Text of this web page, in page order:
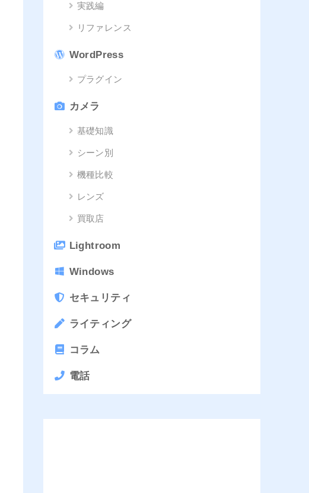
実践編
リファレンス
WordPress
プラグイン
カメラ
基礎知識
シーン別
機種比較
レンズ
買取店
Lightroom
Windows
セキュリティ
ライティング
コラム
電話